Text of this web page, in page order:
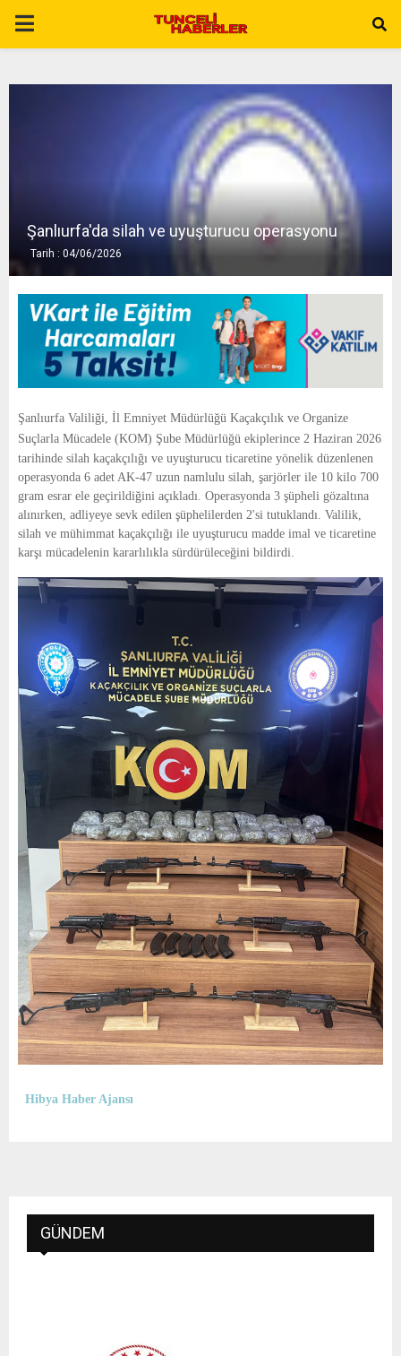
P
R
E
N
U
Şanlıurfa'da silah ve uyuşturucu operasyonu
Tarih : 04/06/2026
Şanlıurfa Valiliği, İl Emniyet Müdürlüğü Kaçakçılık ve Organize
Suçlarla Mücadele (KOM) Şube Müdürlüğü ekiplerince 2 Haziran 2026
tarihinde silah kaçakçılığı ve uyuşturucu ticaretine yönelik düzenlenen
operasyonda 6 adet AK-47 uzun namlulu silah, şarjörler ile 10 kilo 700
gram esrar ele geçirildiğini açıkladı. Operasyonda 3 şüpheli gözaltına
alınırken, adliyeye sevk edilen şüphelilerden 2'si tutuklandı. Valilik,
silah ve mühimmat kaçakçılığı ile uyuşturucu madde imal ve ticaretine
karşı mücadelenin kararlılıkla sürdürüleceğini bildirdi.
Hibya Haber Ajansı
GÜNDEM